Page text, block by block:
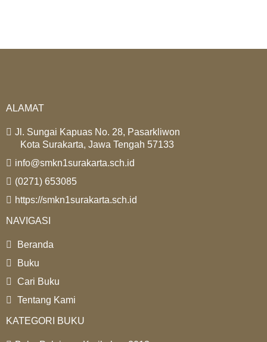
ALAMAT
Jl. Sungai Kapuas No. 28, Pasarkliwon
Kota Surakarta, Jawa Tengah 57133
info@smkn1surakarta.sch.id
(0271) 653085
https://smkn1surakarta.sch.id
NAVIGASI
Beranda
Buku
Cari Buku
Tentang Kami
KATEGORI BUKU